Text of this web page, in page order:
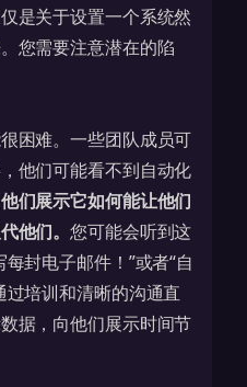
是关于设置一个系统然
您需要注意潜在的陷
困难。一些团队成员可
他们可能看不到自动化
们展示它如何能让他们
他们。您可能会听到这
封电子邮件！”或者“自
培训和清晰的沟通直
据，向他们展示时间节